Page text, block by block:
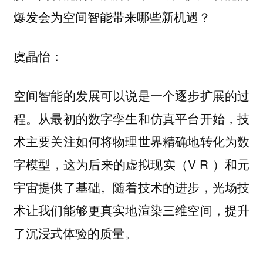
爆发会为空间智能带来哪些新机遇？
虞晶怡：
空间智能的发展可以说是一个逐步扩展的过
程。从最初的数字孪生和仿真平台开始，技
术主要关注如何将物理世界精确地转化为数
字模型，这为后来的虚拟现实（V R ）和元
宇宙提供了基础。随着技术的进步，光场技
术让我们能够更真实地渲染三维空间，提升
了沉浸式体验的质量。